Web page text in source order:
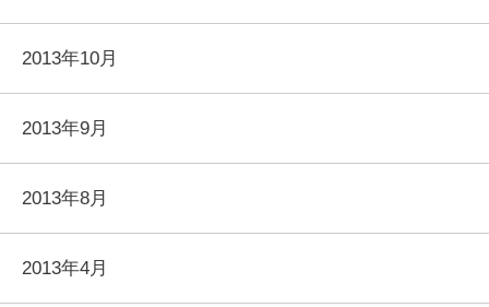
2013年10月
2013年9月
2013年8月
2013年4月